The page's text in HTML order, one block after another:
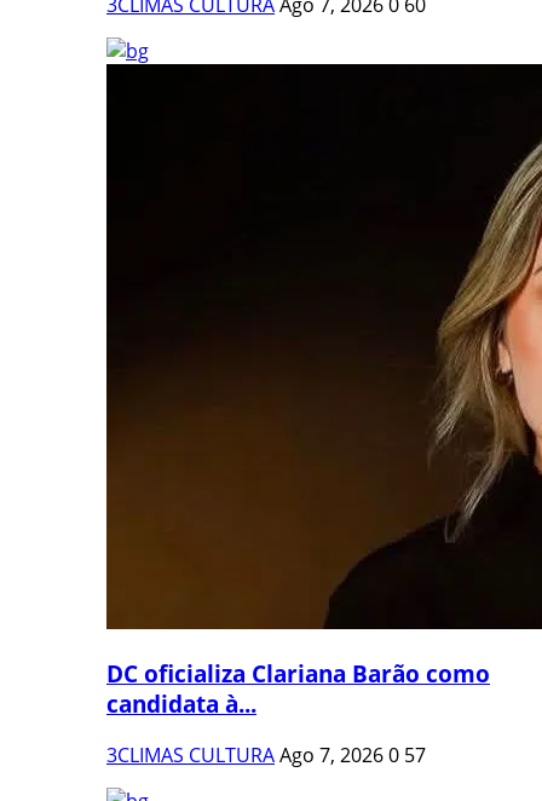
DC oficializa Clariana Barão como
candidata à...
3CLIMAS CULTURAAgo 7, 20260 57